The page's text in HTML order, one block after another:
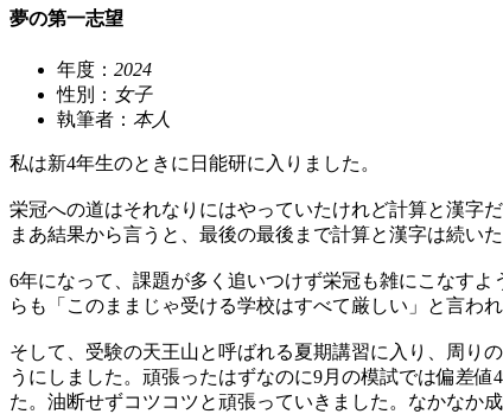
夢の第一志望
年度： 2024
性別： 女子
執筆者： 本人
私は新4年生のときに日能研に入りました。
栄冠への道はそれなりにはやっていたけれど計算と漢字
まあ結果から言うと、最後の最後まで計算と漢字は続い
6年になって、課題が多く追いつけず栄冠も雑にこなす
らも「このままじゃ受ける学校はすべて厳しい」と言わ
そして、受験の天王山と呼ばれる夏期講習に入り、周り
うにしました。頑張ったはずなのに9月の模試では偏差
た。油断せずコツコツと頑張っていきました。なかなか